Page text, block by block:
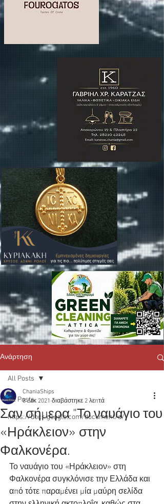
Ανάρτηση
All Posts
https://docs.google.com/document/d/
All Posts
Σαν σήμερα "Το ναυάγιο του
«Ηράκλειον» στην
Φαλκονέρα.
ChaniaShips
8 Δεκ 2021 διαβάστηκε 2 λεπτά
Το ναυάγιο του «Ηράκλειον» στη
Φαλκονέρα συγκλόνισε την Ελλάδα και
από τότε παραμένει μία μαύρη σελίδα